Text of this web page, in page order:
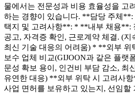
물에서는 전문성과 비용 효율성을 고
하는 경향이 있습니다. **담당 주체**:
택지 및 고려사항**: * **내부 채용**:
공고, 자격증 확인, 근로계약 체결. (지
최신 기술 대응의 어려움) * **외부 위
보수 업체 비교(GIJOON과 같은 플랫
문성 확보 용이, 인건비 부담 감소, 최
유연한 대응) **외부 위탁 시 고려사
사업 면허를 보유하고 있는지, 선임할